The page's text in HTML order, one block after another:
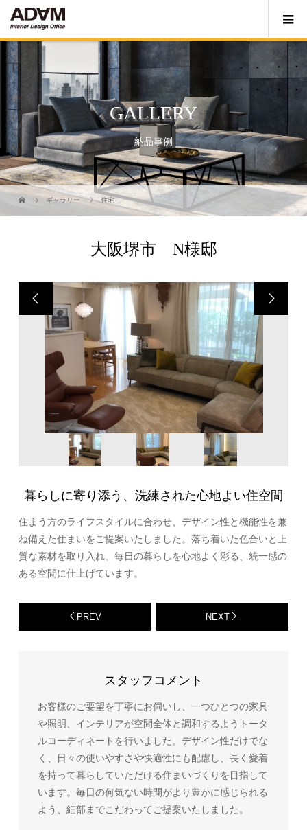
GALLERY
納品事例
ギャラリー 住宅
大阪堺市 N様邸
暮らしに寄り添う、洗練された心地よい住空間
住まう方のライフスタイルに合わせ、デザイン性と機能性を兼
ね備えた住まいをご提案いたしました。落ち着いた色合いと上
質な素材を取り入れ、毎日の暮らしを心地よく彩る、統一感の
ある空間に仕上げています。
PREV NEXT
スタッフコメント
お客様のご要望を丁寧にお伺いし、一つひとつの家具
や照明、インテリアが空間全体と調和するようトータ
ルコーディネートを行いました。デザイン性だけでな
く、日々の使いやすさや快適性にも配慮し、長く愛着
を持って暮らしていただける住まいづくりを目指して
います。毎日の何気ない時間がより豊かに感じられる
よう、細部までこだわってご提案いたしました。